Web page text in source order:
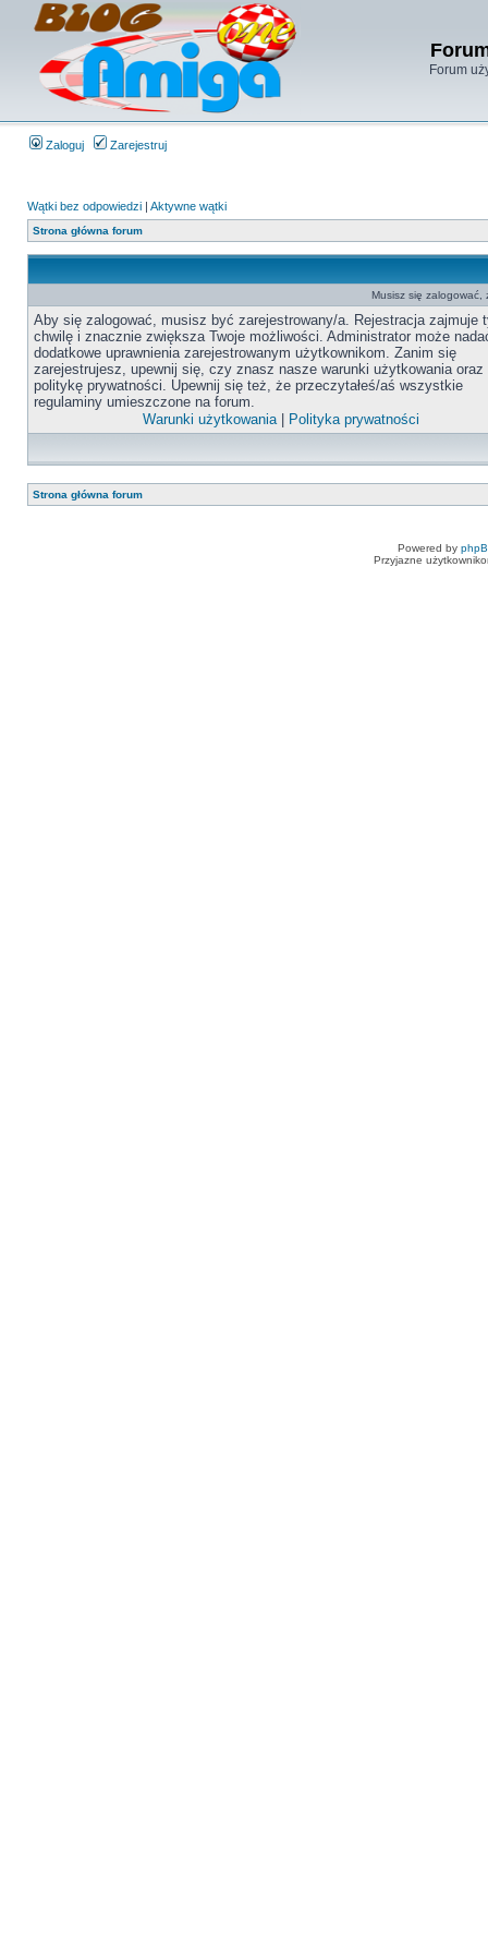
Forum
Zaloguj Zarejestruj
Wątki bez odpowiedzi | Aktywne wątki
Strona główna forum
Musisz się zalogować,
Aby się zalogować, musisz być zarejestrowany/a. Rejestracja zajmuje
chwilę i znacznie zwiększa Twoje możliwości. Administrator może
dodatkowe uprawnienia zarejestrowanym użytkownikom. Zanim się
zarejestrujesz, upewnij się, czy znasz nasze warunki użytkowania oraz
politykę prywatności. Upewnij się też, że przeczytałeś/aś wszystkie
regulaminy umieszczone na forum.
Warunki użytkowania| Polityka prywatności
Strona główna forum
Powered by
Przyjazne